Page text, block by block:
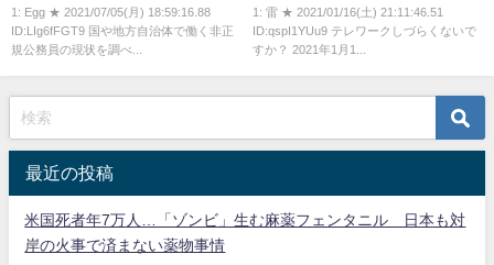
いる」「人間的な暮らしはでき
ない」
1: Egg ★ 2021/07/05(月) 18:59:16.88
ID:LIg6fFGT9 国や地方自治体で働く非正
規公務員の現状を調べ...
1: 雷 ★ 2021/01/16(土) 21:11:46.51
ID:qspI1YUu9 テレワークしづらくないで
すか？ 2021年1月1...
最近の投稿
米国死者年7万人…「ゾンビ」生む麻薬フェンタニル 日本も対
岸の火事で済まない薬物事情